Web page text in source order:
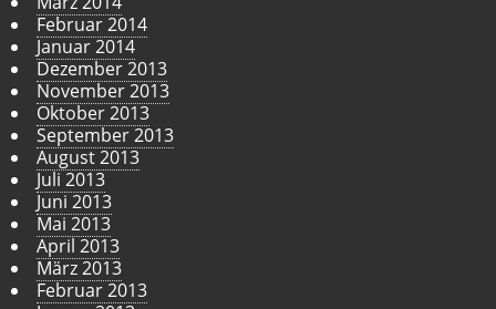
Februar 2014
Januar 2014
Dezember 2013
November 2013
Oktober 2013
September 2013
August 2013
Juli 2013
Juni 2013
Mai 2013
April 2013
März 2013
Februar 2013